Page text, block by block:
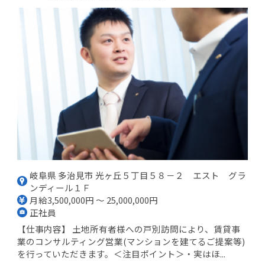
岐阜県 多治見市 光ヶ丘５丁目５８－２ エスト グラ
ンディール１Ｆ
月給3,500,000円 ～ 25,000,000円
正社員
【仕事内容】 土地所有者様への戸別訪問により、賃貸事
業のコンサルティング営業(マンションを建てるご提案等)
を行っていただきます。＜注目ポイント＞・実はほ...